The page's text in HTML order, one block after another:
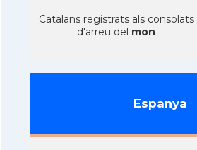
Catalans registrats als consolats
d'arreu del mon
Espanya